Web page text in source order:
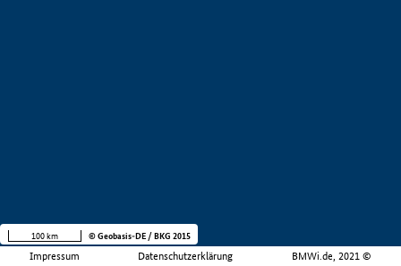
Impressum Datenschutzerklärung BMWi.de, 2021 ©
100 km © Geobasis-DE / BKG 2015